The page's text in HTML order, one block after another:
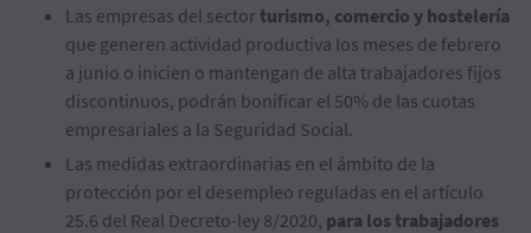
Las empresas del sector turismo, comercio y hostelería
que generen actividad productiva los meses de febrero
a junio o inicien o mantengan de alta trabajadores fijos
discontinuos, podrán bonificar el 50% de las cuotas
empresariales a la Seguridad Social.
Las medidas extraordinarias en el ámbito de la
protección por el desempleo reguladas en el artículo
25.6 del Real Decreto-ley 8/2020, para los trabajadores